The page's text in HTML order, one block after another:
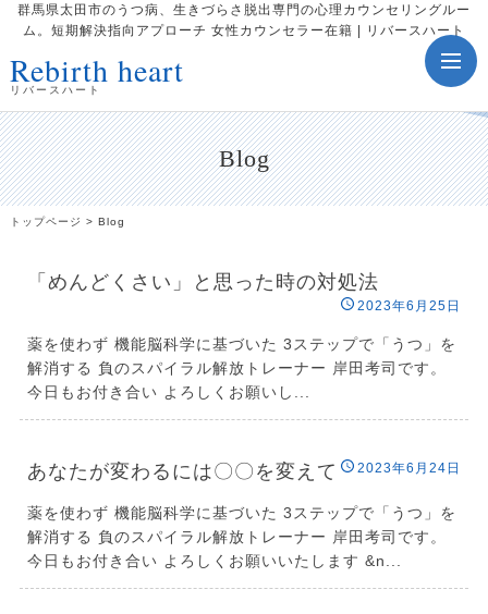
群馬県太田市のうつ病、生きづらさ脱出専門の心理カウンセリングルー
ム。短期解決指向アプローチ 女性カウンセラー在籍 | リバースハート
Rebirth heart
リバースハート
Blog
トップページ > Blog
「めんどくさい」と思った時の対処法
2023年6月25日
薬を使わず 機能脳科学に基づいた 3ステップで「うつ」を
解消する 負のスパイラル解放トレーナー 岸田考司です。
今日もお付き合い よろしくお願いし...
あなたが変わるには〇〇を変えて 2023年6月24日
薬を使わず 機能脳科学に基づいた 3ステップで「うつ」を
解消する 負のスパイラル解放トレーナー 岸田考司です。
今日もお付き合い よろしくお願いいたします &n...
toggle